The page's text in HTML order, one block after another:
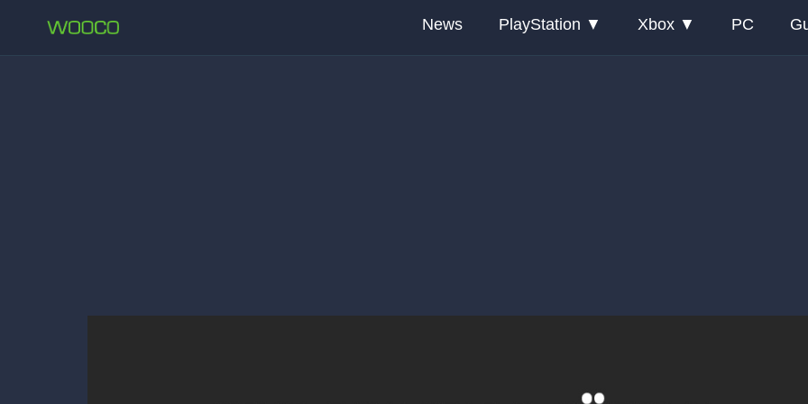
News PlayStation Xbox PC